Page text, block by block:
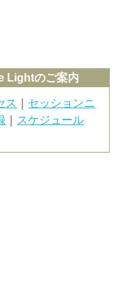
Lightのご案内
ス ｜ セッションニ
｜ スケジュール